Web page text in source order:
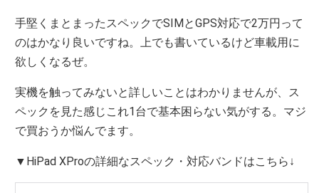
手堅くまとまったスペックでSIMとGPS対応で2万円って
のはかなり良いですね。上でも書いているけど車載用に
欲しくなるぜ。
実機を触ってみないと詳しいことはわかりませんが、ス
ペックを見た感じこれ1台で基本困らない気がする。マジ
で買おうか悩んでます。
▼HiPad XProの詳細なスペック・対応バンドはこちら↓